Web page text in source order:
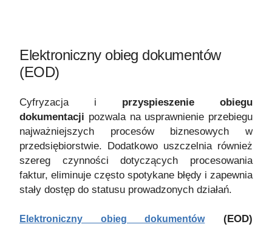
Elektroniczny obieg dokumentów
(EOD)
Cyfryzacja i przyspieszenie obiegu
dokumentacji pozwala na usprawnienie przebiegu
najważniejszych procesów biznesowych w
przedsiębiorstwie. Dodatkowo uszczelnia również
szereg czynności dotyczących procesowania
faktur, eliminuje często spotykane błędy i zapewnia
stały dostęp do statusu prowadzonych działań.
Elektroniczny obieg dokumentów
(EOD)